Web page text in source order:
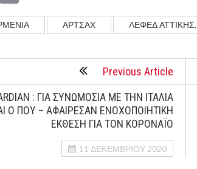
ΑΡΤΣΑΧ ΛΕΦΕΔ ΑΤΤΙΚΉΣ.
Previous Article
: ΓΙΑ ΣΥΝΩΜΟΣIΑ ΜΕ ΤΗΝ ΙΤΑΛIΑ
Ο ΠΟΥ – ΑΦΑIΡΕΣΑΝ ΕΝΟΧΟΠΟΙΗΤΙΚH
EΚΘΕΣΗ ΓΙΑ ΤΟΝ ΚΟΡΟΝΑΪO
11 ΔΕΚΕΜΒΡΊΟΥ 2020